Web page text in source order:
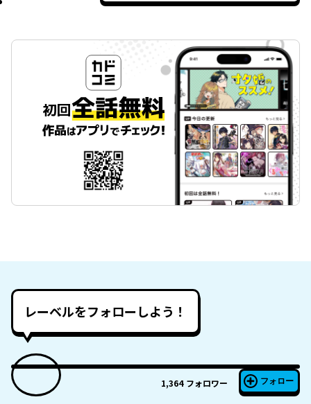
レーベルをフォローしよう！
1,364 フォロワー フォロー